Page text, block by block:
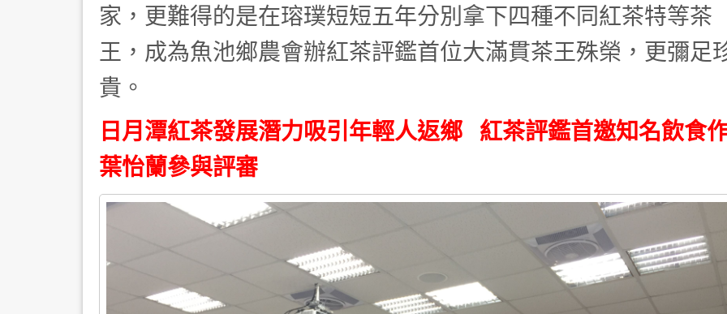
家，更難得的是在瑢璞短短五年分別拿下四種不同紅茶特等茶
王，成為魚池鄉農會辦紅茶評鑑首位大滿貫茶王殊榮，更彌足
貴。
日月潭紅茶發展潛力吸引年輕人返鄉 紅茶評鑑首邀知名飲食
葉怡蘭參與評審